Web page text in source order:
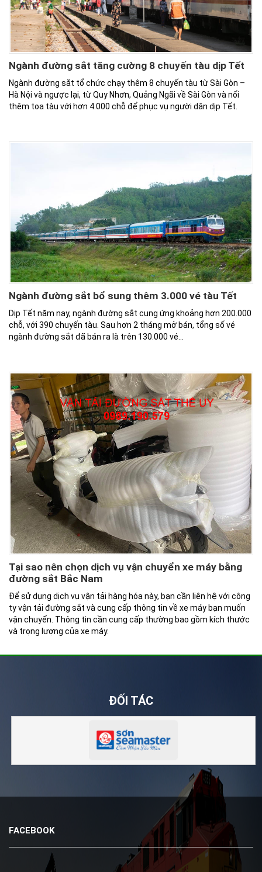
Ngành đường sắt tăng cường 8 chuyến tàu dịp Tết
Ngành đường sắt tổ chức chạy thêm 8 chuyến tàu từ Sài Gòn –
Hà Nội và ngược lại, từ Quy Nhơn, Quảng Ngãi về Sài Gòn và nối
thêm toa tàu với hơn 4.000 chỗ để phục vụ người dân dịp Tết.
Ngành đường sắt bổ sung thêm 3.000 vé tàu Tết
Dịp Tết năm nay, ngành đường sắt cung ứng khoảng hơn 200.000
chỗ, với 390 chuyến tàu. Sau hơn 2 tháng mở bán, tổng số vé
ngành đường sắt đã bán ra là trên 130.000 vé…
Tại sao nên chọn dịch vụ vận chuyển xe máy bằng
đường sắt Bắc Nam
Để sử dụng dịch vụ vận tải hàng hóa này, bạn cần liên hệ với công
ty vận tải đường sắt và cung cấp thông tin về xe máy bạn muốn
vận chuyển. Thông tin cần cung cấp thường bao gồm kích thước
và trọng lượng của xe máy.
ĐỐI TÁC
FACEBOOK